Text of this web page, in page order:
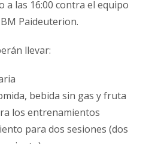
a las 16:00 contra el equipo
Paideuterion.
llevar:
bebida sin gas y fruta
los entrenamientos
para dos sesiones (dos